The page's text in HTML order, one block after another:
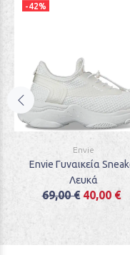
-42%
Envie
Envie Γυναικεία
Λευκά
69,00 € 40,00 €